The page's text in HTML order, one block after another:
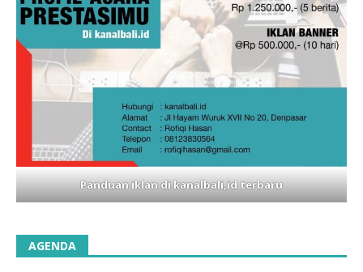
Panduan iklan di kanalbali,id terbaru
AGENDA